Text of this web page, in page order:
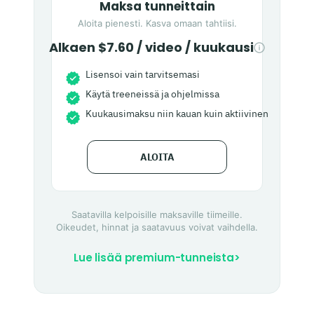
Maksa tunneittain
Aloita pienesti. Kasva omaan tahtiisi.
Alkaen $7.60 / video / kuukausi
Lisensoi vain tarvitsemasi
Käytä treeneissä ja ohjelmissa
Kuukausimaksu niin kauan kuin aktiivinen
ALOITA
Saatavilla kelpoisille maksaville tiimeille.
Oikeudet, hinnat ja saatavuus voivat vaihdella.
Lue lisää premium-tunneista>